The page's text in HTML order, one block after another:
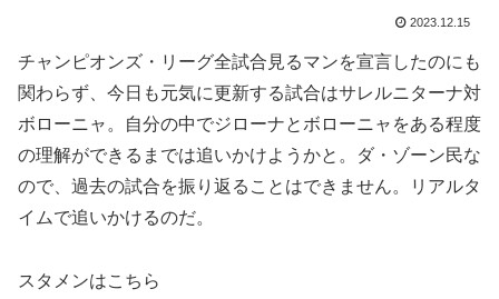
2023.12.15
チャンピオンズ・リーグ全試合見るマンを宣言したのにも
関わらず、今日も元気に更新する試合はサレルニターナ対
ボローニャ。自分の中でジローナとボローニャをある程度
の理解ができるまでは追いかけようかと。ダ・ゾーン民な
ので、過去の試合を振り返ることはできません。リアルタ
イムで追いかけるのだ。
スタメンはこちら